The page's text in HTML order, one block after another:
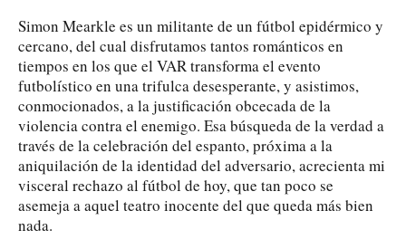
Simon Mearkle es un militante de un fútbol epidérmico y
cercano, del cual disfrutamos tantos románticos en
tiempos en los que el VAR transforma el evento
futbolístico en una trifulca desesperante, y asistimos,
conmocionados, a la justificación obcecada de la
violencia contra el enemigo. Esa búsqueda de la verdad a
través de la celebración del espanto, próxima a la
aniquilación de la identidad del adversario, acrecienta mi
visceral rechazo al fútbol de hoy, que tan poco se
asemeja a aquel teatro inocente del que queda más bien
nada.